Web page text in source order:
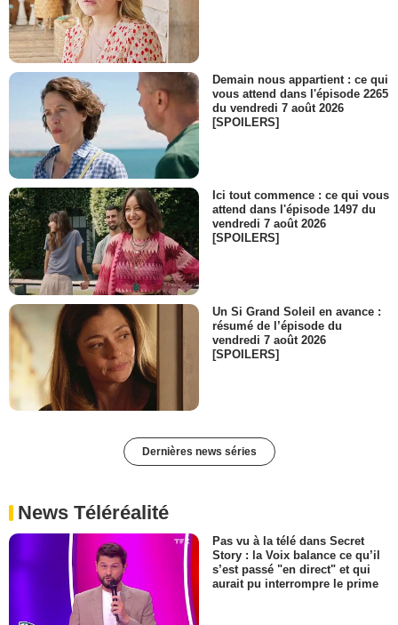
Demain nous appartient : ce qui
vous attend dans l'épisode 2265
du vendredi 7 août 2026
[SPOILERS]
Ici tout commence : ce qui vous
attend dans l'épisode 1497 du
vendredi 7 août 2026
[SPOILERS]
Un Si Grand Soleil en avance :
résumé de l’épisode du
vendredi 7 août 2026
[SPOILERS]
Dernières news séries
News Téléréalité
Pas vu à la télé dans Secret
Story : la Voix balance ce qu’il
s’est passé "en direct" et qui
aurait pu interrompre le prime